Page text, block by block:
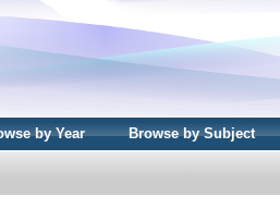
by Year Browse by Subject